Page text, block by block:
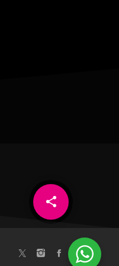
share
email